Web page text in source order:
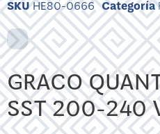
SKUHE80-0666 Categoría
GRACO
SST 200-240